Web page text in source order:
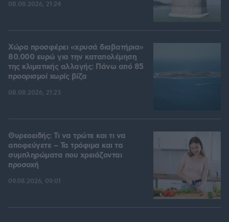
08.08.2026, 21:24
Χώρα προσφέρει «χρυσά διαβατήρια»
80.000 ευρώ για την καταπολέμηση
της κλιματικής αλλαγής: Πάνω από 85
προορισμοί χωρίς βίζα
08.08.2026, 21:23
Θυρεοειδής: Τι να τρώτε και τι να
αποφεύγετε – Τα τρόφιμα και τα
συμπληρώματα που χρειάζονται
προσοχή
09.08.2026, 09:01